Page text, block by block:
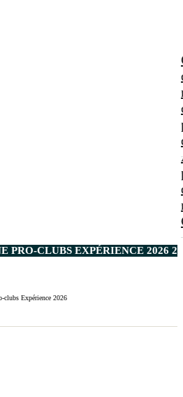
PRO-CLUBS EXPÉRIENCE 2026
clubs Expérience 2026